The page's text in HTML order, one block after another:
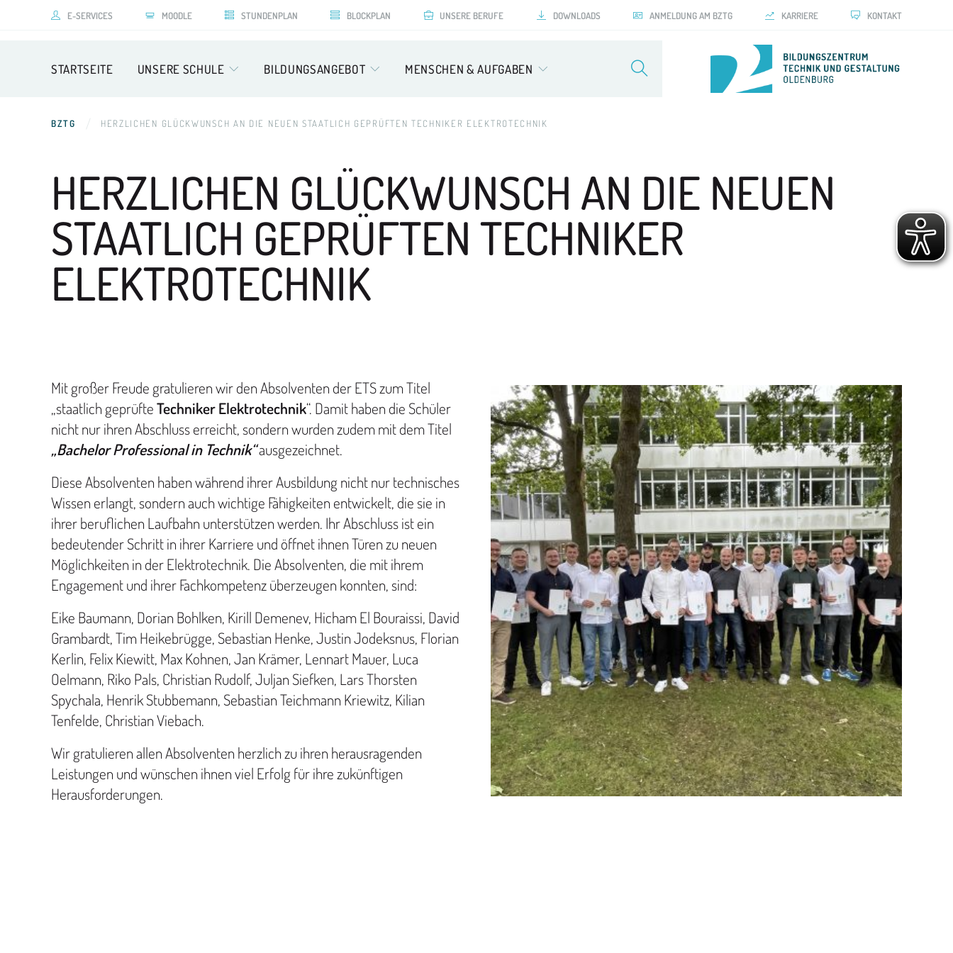
E-SERVICES MOODLE STUNDENPLAN BLOCKPLAN UNSERE BERUFE DOWNLOADS ANMELDUNG AM BZTG KARRIERE KONTAKT
STARTSEITE UNSERE SCHULE BILDUNGSANGEBOT MENSCHEN & AUFGABEN
BZTG HERZLICHEN GLÜCKWUNSCH AN DIE NEUEN STAATLICH GEPRÜFTEN TECHNIKER ELEKTROTECHNIK
HERZLICHEN GLÜCKWUNSCH AN DIE NEUEN
STAATLICH GEPRÜFTEN TECHNIKER
ELEKTROTECHNIK
Mit großer Freude gratulieren wir den Absolventen der ETS zum Titel
„staatlich geprüfteTechniker Elektrotechnik“. Damit haben die Schüler
nicht nur ihren Abschluss erreicht, sondern wurden zudem mit dem Titel
„Bachelor Professional in Technik“ausgezeichnet.
Diese Absolventen haben während ihrer Ausbildung nicht nur technisches
Wissen erlangt, sondern auch wichtige Fähigkeiten entwickelt, die sie in
ihrer beruflichen Laufbahn unterstützen werden. Ihr Abschluss ist ein
bedeutender Schritt in ihrer Karriere und öffnet ihnen Türen zu neuen
Möglichkeiten in der Elektrotechnik. Die Absolventen, die mit ihrem
Engagement und ihrer Fachkompetenz überzeugen konnten, sind:
Eike Baumann, Dorian Bohlken, Kirill Demenev, Hicham El Bouraissi, David
Grambardt, Tim Heikebrügge, Sebastian Henke, Justin Jodeksnus, Florian
Kerlin, Felix Kiewitt, Max Kohnen, Jan Krämer, Lennart Mauer, Luca
Oelmann, Riko Pals, Christian Rudolf, Juljan Siefken, Lars Thorsten
Spychala, Henrik Stubbemann, Sebastian Teichmann Kriewitz, Kilian
Tenfelde, Christian Viebach.
Wir gratulieren allen Absolventen herzlich zu ihren herausragenden
Leistungen und wünschen ihnen viel Erfolg für ihre zukünftigen
Herausforderungen.